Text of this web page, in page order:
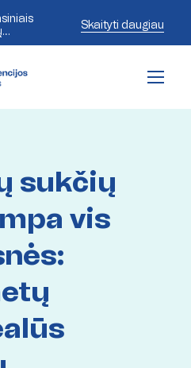
Skaityti daugiau
sukčių
vis